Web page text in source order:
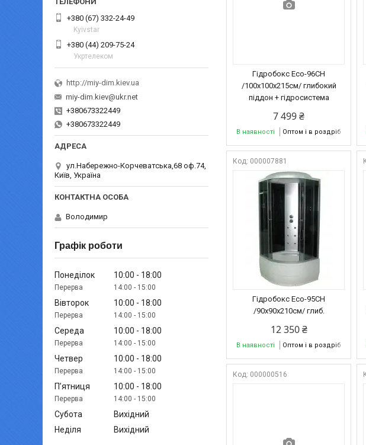
Гідробокс Eco-96CH
/100х100х215см/ глибокий
піддон + гідросистема
7 499 ₴
В наявності Оптом і в роздріб
000007881
Гідробокс Eco-95CH
/90х90х210см/ глиб.
12 350 ₴
В наявності Оптом і в роздріб
000000516
+380 (67) 332-24-49
Kyivstar
+380 (44) 209-75-24
Укртелеком
http://miy-dim.kiev.ua
miy-dim.kiev@ukr.net
+380673322449
+380673322449
ул.Набережно-Корчеватська,68 оф.74,
Київ, Україна
Володимир
Графік роботи
Понеділок 10:00 18:00
14:00 15:00
Вівторок 10:00 18:00
14:00 15:00
Середа 10:00 18:00
14:00 15:00
Четвер 10:00 18:00
14:00 15:00
Пʼятниця 10:00 18:00
14:00 15:00
Субота
Вихідний
Неділя
Вихідний